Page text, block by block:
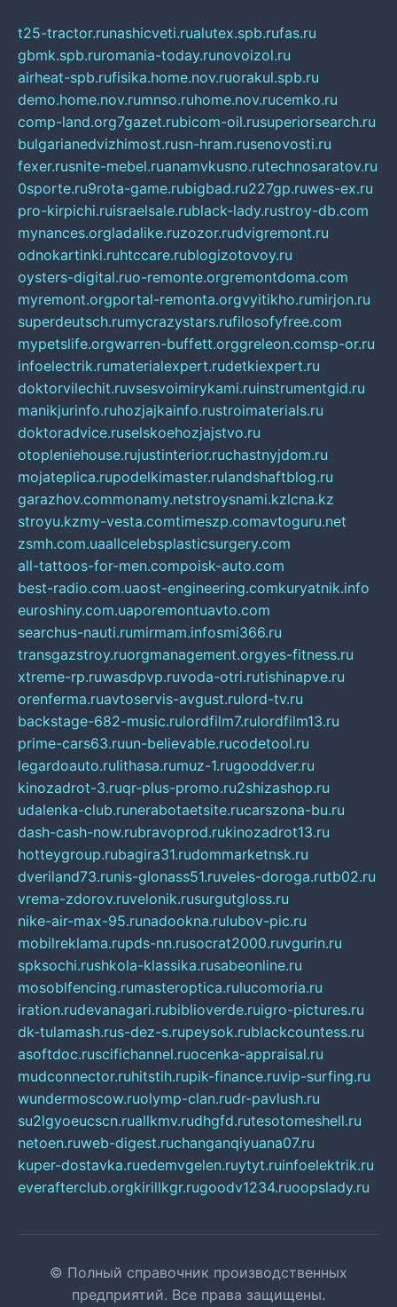
t25-tractor.runashicveti.rualutex.spb.rufas.ru
gbmk.spb.ruromania-today.runovoizol.ru
airheat-spb.rufisika.home.nov.ruorakul.spb.ru
demo.home.nov.rumnso.ruhome.nov.rucemko.ru
comp-land.org7gazet.rubicom-oil.rusuperiorsearch.ru
bulgarianedvizhimost.rusn-hram.rusenovosti.ru
fexer.rusnite-mebel.ruanamvkusno.rutechnosaratov.ru
0sporte.ru9rota-game.rubigbad.ru227gp.ruwes-ex.ru
pro-kirpichi.ruisraelsale.rublack-lady.rustroy-db.com
mynances.orgladalike.ruzozor.rudvigremont.ru
odnokartinki.ruhtccare.rublogizotovoy.ru
oysters-digital.ruo-remonte.orgremontdoma.com
myremont.orgportal-remonta.orgvyitikho.rumirjon.ru
superdeutsch.rumycrazystars.rufilosofyfree.com
mypetslife.orgwarren-buffett.orggreleon.comsp-or.ru
infoelectrik.rumaterialexpert.rudetkiexpert.ru
doktorvilechit.ruvsesvoimirykami.ruinstrumentgid.ru
manikjurinfo.ruhozjajkainfo.rustroimaterials.ru
doktoradvice.ruselskoehozjajstvo.ru
otopleniehouse.rujustinterior.ruchastnyjdom.ru
mojateplica.rupodelkimaster.rulandshaftblog.ru
garazhov.commonamy.netstroysnami.kzlcna.kz
stroyu.kzmy-vesta.comtimeszp.comavtoguru.net
zsmh.com.uaallcelebsplasticsurgery.com
all-tattoos-for-men.compoisk-auto.com
best-radio.com.uaost-engineering.comkuryatnik.info
euroshiny.com.uaporemontuavto.com
searchus-nauti.rumirmam.infosmi366.ru
transgazstroy.ruorgmanagement.orgyes-fitness.ru
xtreme-rp.ruwasdpvp.ruvoda-otri.rutishinapve.ru
orenferma.ruavtoservis-avgust.rulord-tv.ru
backstage-682-music.rulordfilm7.rulordfilm13.ru
prime-cars63.ruun-believable.rucodetool.ru
legardoauto.rulithasa.rumuz-1.rugooddver.ru
kinozadrot-3.ruqr-plus-promo.ru2shizashop.ru
udalenka-club.runerabotaetsite.rucarszona-bu.ru
dash-cash-now.rubravoprod.rukinozadrot13.ru
hotteygroup.rubagira31.rudommarketnsk.ru
dveriland73.runis-glonass51.ruveles-doroga.rutb02.ru
vrema-zdorov.ruvelonik.rusurgutgloss.ru
nike-air-max-95.runadookna.rulubov-pic.ru
mobilreklama.rupds-nn.rusocrat2000.ruvgurin.ru
spksochi.rushkola-klassika.rusabeonline.ru
mosoblfencing.rumasteroptica.rulucomoria.ru
iration.rudevanagari.rubiblioverde.ruigro-pictures.ru
dk-tulamash.rus-dez-s.rupeysok.rublackcountess.ru
asoftdoc.ruscifichannel.ruocenka-appraisal.ru
mudconnector.ruhitstih.rupik-finance.ruvip-surfing.ru
wundermoscow.ruolymp-clan.rudr-pavlush.ru
su2lgyoeucscn.ruallkmv.rudhgfd.rutesotomeshell.ru
netoen.ruweb-digest.ruchanganqiyuana07.ru
kuper-dostavka.ruedemvgelen.ruytyt.ruinfoelektrik.ru
everafterclub.orgkirillkgr.rugoodv1234.ruoopslady.ru
© Полный справочник производственных
предприятий. Все права защищены.